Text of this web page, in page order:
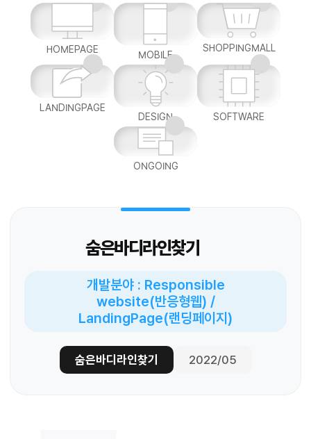
HOMEPAGE MOBILE
SHOPPINGMALL
LANDINGPAGE
DESIGN
SOFTWARE
ONGOING
숨은바디라인찾기
개발분야 : Responsible
website(반응형웹) /
LandingPage(랜딩페이지)
숨은바디라인찾기 2022/05